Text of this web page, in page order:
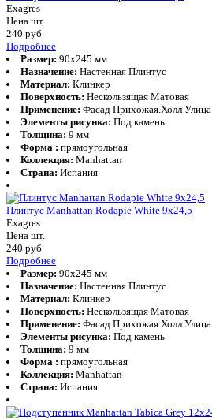
Exagres
Цена шт.
240 руб
Подробнее
Размер: 90x245 мм
Назначение: Настенная Плинтус
Материал: Клинкер
Поверхность: Нескользящая Матовая
Применение: Фасад Прихожая.Холл Улица
Элементы рисунка: Под камень
Толщина: 9 мм
Форма : прямоугольная
Коллекция: Manhattan
Страна: Испания
Плинтус Manhattan Rodapie White 9x24,5
Exagres
Цена шт.
240 руб
Подробнее
Размер: 90x245 мм
Назначение: Настенная Плинтус
Материал: Клинкер
Поверхность: Нескользящая Матовая
Применение: Фасад Прихожая.Холл Улица
Элементы рисунка: Под камень
Толщина: 9 мм
Форма : прямоугольная
Коллекция: Manhattan
Страна: Испания